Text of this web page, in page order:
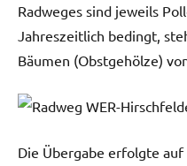
Radweges sind jeweils
Jahreszeitlich bedingt,
Bäumen (Obstgehölze)
Die Übergabe erfolgte